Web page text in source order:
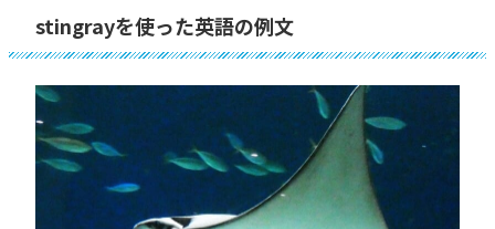
stingrayを使った英語の例文